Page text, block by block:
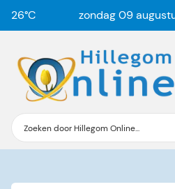
26°C zondag 09